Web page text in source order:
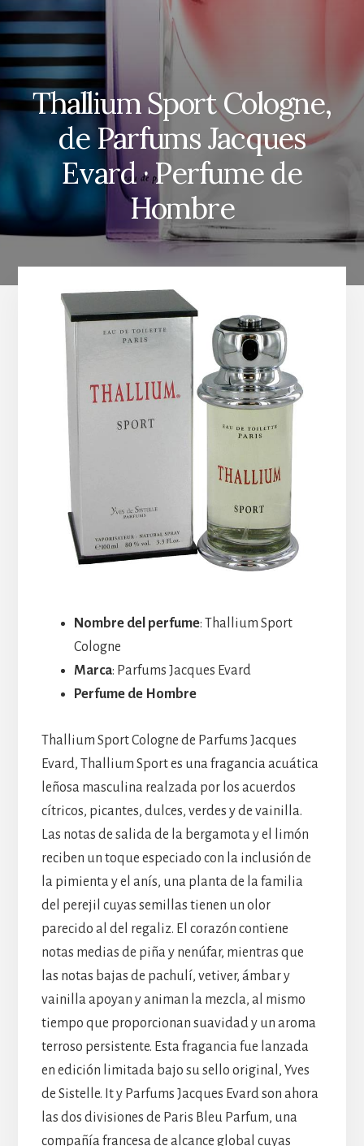
Thallium Sport Cologne,
de Parfums Jacques
Evard · Perfume de
Hombre
Nombre del perfume: Thallium Sport
Cologne
Marca: Parfums Jacques Evard
Perfume de Hombre
Thallium Sport Cologne de Parfums Jacques
Evard, Thallium Sport es una fragancia acuática
leñosa masculina realzada por los acuerdos
cítricos, picantes, dulces, verdes y de vainilla.
Las notas de salida de la bergamota y el limón
reciben un toque especiado con la inclusión de
la pimienta y el anís, una planta de la familia
del perejil cuyas semillas tienen un olor
parecido al del regaliz. El corazón contiene
notas medias de piña y nenúfar, mientras que
las notas bajas de pachulí, vetiver, ámbar y
vainilla apoyan y animan la mezcla, al mismo
tiempo que proporcionan suavidad y un aroma
terroso persistente. Esta fragancia fue lanzada
en edición limitada bajo su sello original, Yves
de Sistelle. It y Parfums Jacques Evard son ahora
las dos divisiones de Paris Bleu Parfum, una
compañía francesa de alcance global cuyas